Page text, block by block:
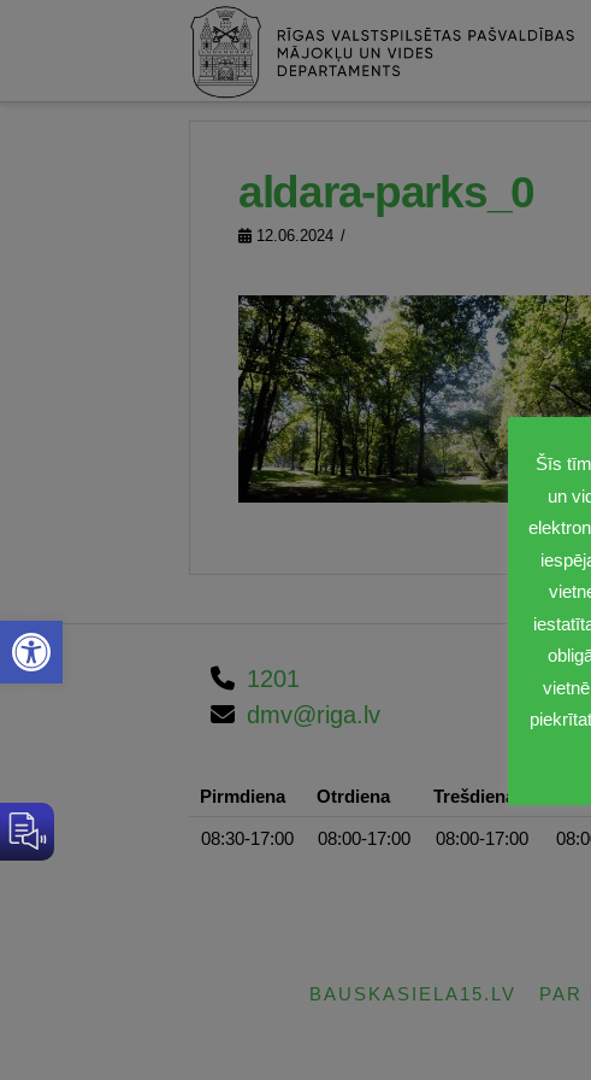
Open toolbar
aldara-parks_0
12.06.2024
1201
dmv@riga.lv
Pirmdiena Otrdiena Trešdiena
08:30-17:00 08:00-17:00 08:00-17:00
BAUSKASIELA15.LV PAR
Šīs
un